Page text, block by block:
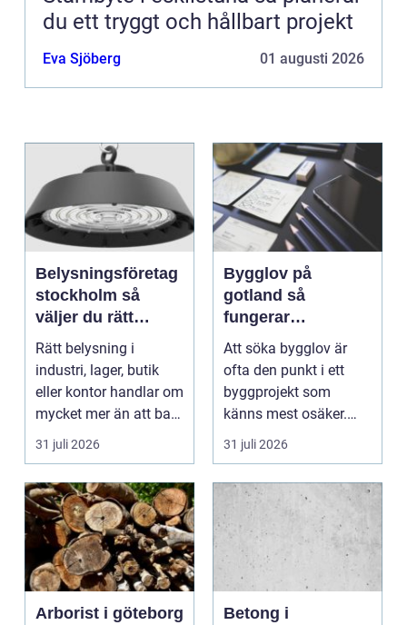
du ett tryggt och hållbart projekt
Eva Sjöberg 01 augusti 2026
Belysningsföretag
stockholm så
väljer du rätt
partner för
professionell
ljussättning
Rätt belysning i
industri, lager, butik
eller kontor handlar om
mycket mer än att bara
få det ljust....
31 juli 2026
Bygglov på
gotland så
fungerar
processen från idé
till godkänt beslut
Att söka bygglov är
ofta den punkt i ett
byggprojekt som
känns mest osäker.
Frågorna hopar sig:
vilk...
31 juli 2026
Arborist i göteborg
Betong i